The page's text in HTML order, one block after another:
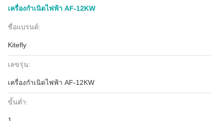
เครื่องกำเนิดไฟฟ้า AF-12KW
ชื่อแบรนด์:
Kitefly
เลขรุ่น:
เครื่องกำเนิดไฟฟ้า AF-12KW
ขั้นต่ำ: